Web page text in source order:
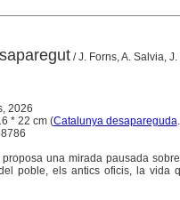
/ J. Forns, A. Salvia,
2026
* 22 cm (Catalunya desapareguda
una mirada pausada
poble, els antics oficis, la vida